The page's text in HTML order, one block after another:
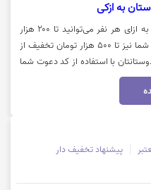
کاربران گرامی، با دعوت از دوستان خود، به ازای هر نفر می‌توانید تا ۲۰۰ هزار
تومان اعتبار هدیه دریافت کنید و دوست شما نیز تا ۵۰۰ هزار تومان تخفیف از
با استفاده از کد دعوت شما
را انجام دهند. توجه داشته باشید
به نوع بیمه خریداری‌شده متفاوت
بیشتر درباره بیمه ازکی، روی گزینه
پیشنهاد تخفیف دار